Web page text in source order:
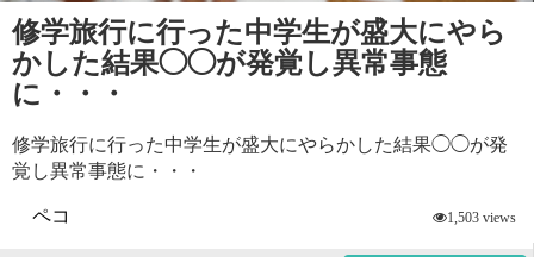
修学旅行に行った中学生が盛大にやら
かした結果◯◯が発覚し異常事態
に・・・
修学旅行に行った中学生が盛大にやらかした結果◯◯が発
覚し異常事態に・・・
ペコ
1,503 views